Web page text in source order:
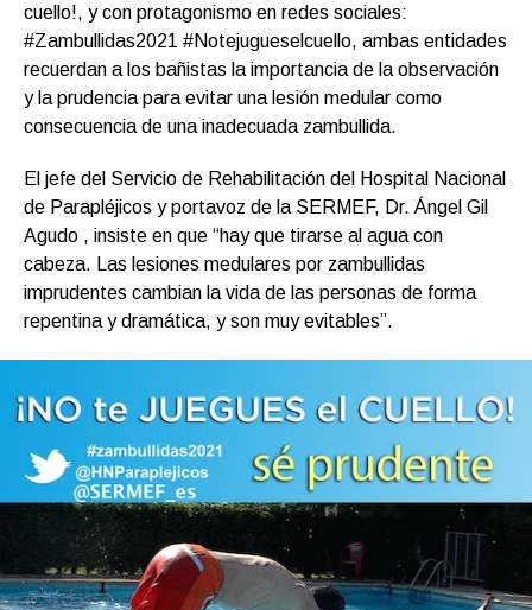
cuello!, y con protagonismo en redes sociales:
#Zambullidas2021 #Notejugueselcuello, ambas entidades
recuerdan a los bañistas la importancia de la observación
y la prudencia para evitar una lesión medular como
consecuencia de una inadecuada zambullida.
El jefe del Servicio de Rehabilitación del Hospital Nacional
de Parapléjicos y portavoz de la SERMEF, Dr. Ángel Gil
Agudo , insiste en que “hay que tirarse al agua con
cabeza. Las lesiones medulares por zambullidas
imprudentes cambian la vida de las personas de forma
repentina y dramática, y son muy evitables”.